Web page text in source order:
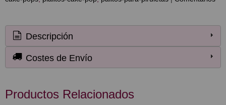
Descripción
Costes de Envío
Productos Relacionados